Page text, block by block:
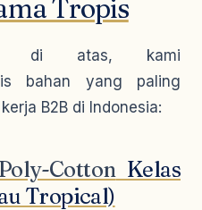
Tropis
di atas, kami
bahan yang paling
B2B di Indonesia:
Poly-CottonKelas
Tropical)